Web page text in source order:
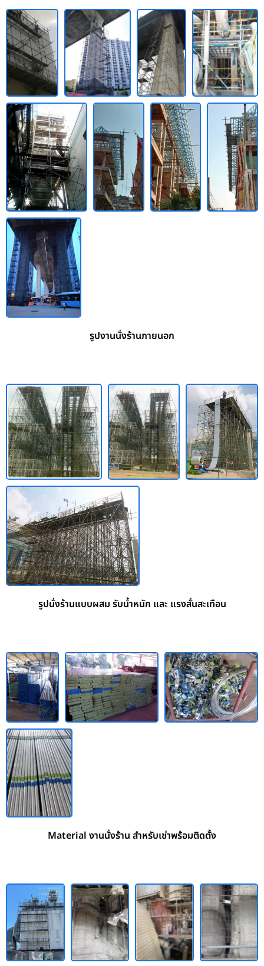
รูปงานนั่งร้านภายนอก
รูปนั่งร้านแบบผสม รับน้ำหนัก และ แรงสั่นสะเทือน
Material งานนั่งร้าน สำหรับเช่าพร้อมติดตั้ง